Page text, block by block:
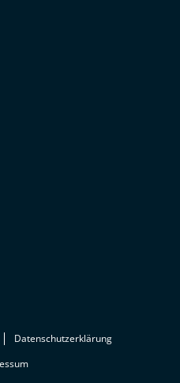
Datenschutzerklärung